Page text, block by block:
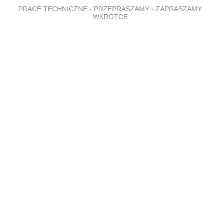
PRACE TECHNICZNE - PRZEPRASZAMY - ZAPRASZAMY
WKRÓTCE